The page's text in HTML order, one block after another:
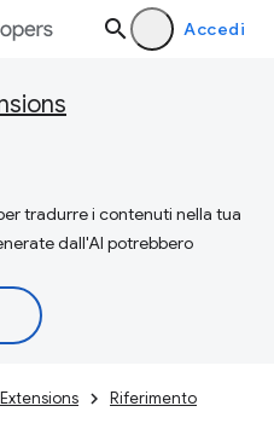
Accedi
tradurre i contenuti nella tua
dall'AI potrebbero
Riferimento